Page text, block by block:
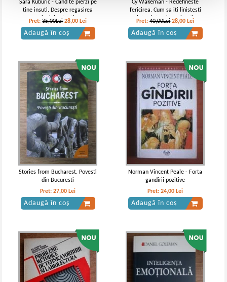
Sara Kuburic - Cand te pierzi pe
tine insuti. Despre regasirea
sinelui autentic
Pret:35,00Lei 28,00 Lei
Adaugă în coș
Cy Wakeman - Redefineste
fericirea. Cum sa iti linistesti
mintea intr-o lume haotica
Pret:40,00Lei 28,00 Lei
Adaugă în coș
Stories from Bucharest. Povesti
din Bucuresti
Pret:27,00 Lei
Adaugă în coș
Norman Vincent Peale - Forta
gandirii pozitive
Pret:24,00 Lei
Adaugă în coș